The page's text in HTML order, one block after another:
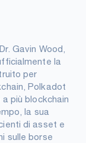
Gavin Wood,
la
per
Polkadot
più blockchain
la sua
di asset e
sulle borse